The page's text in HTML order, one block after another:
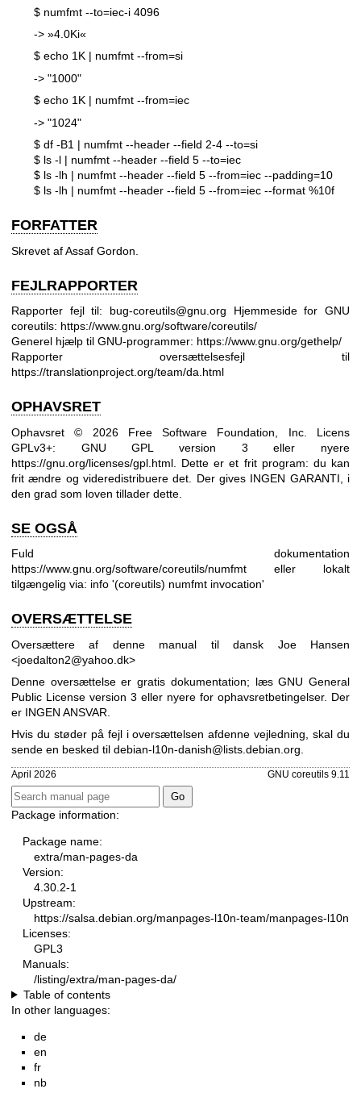
$ numfmt --to=iec-i 4096
-> »4.0Ki«
$ echo 1K | numfmt --from=si
-> "1000"
$ echo 1K | numfmt --from=iec
-> "1024"
$ df -B1 | numfmt --header --field 2-4 --to=si
$ ls -l | numfmt --header --field 5 --to=iec
$ ls -lh | numfmt --header --field 5 --from=iec --padding=10
$ ls -lh | numfmt --header --field 5 --from=iec --format %10f
FORFATTER
Skrevet af Assaf Gordon.
FEJLRAPPORTER
Rapporter fejl til: bug-coreutils@gnu.org Hjemmeside for GNU
coreutils: https://www.gnu.org/software/coreutils/
Generel hjælp til GNU-programmer: https://www.gnu.org/gethelp/
Rapporter oversættelsesfejl til
https://translationproject.org/team/da.html
OPHAVSRET
Ophavsret © 2026 Free Software Foundation, Inc. Licens
GPLv3+: GNU GPL version 3 eller nyere
https://gnu.org/licenses/gpl.html
Dette er et frit program: du kan
frit ændre og videredistribuere det. Der gives INGEN GARANTI, i
den grad som loven tillader dette.
SE OGSÅ
Fuld dokumentation
https://www.gnu.org/software/coreutils/numfmt
eller lokalt
tilgængelig via: info '(coreutils) numfmt invocation'
OVERSÆTTELSE
Oversættere af denne manual til dansk Joe Hansen
<joedalton2@yahoo.dk>
Denne oversættelse er gratis dokumentation; læsGNU General
Public License version 3 eller nyere for ophavsretbetingelser. Der
er INGEN ANSVAR.
Hvis du støder på fejl i oversættelsen af ​​denne vejledning, skal du
sende en besked til debian-l10n-danish@lists.debian.org.
April 2026 GNU coreutils 9.11
Package information:
Package name:
extra/man-pages-da
Version:
4.30.2-1
Upstream:
https://salsa.debian.org/manpages-l10n-team/manpages-l10n
Licenses:
GPL3
Manuals:
/listing/extra/man-pages-da/
Table of contents
In other languages:
de
en
fr
nb